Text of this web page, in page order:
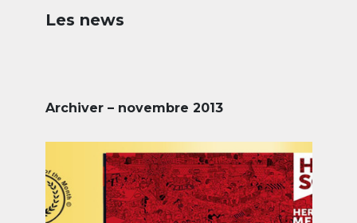
Les news
Archiver – novembre 2013